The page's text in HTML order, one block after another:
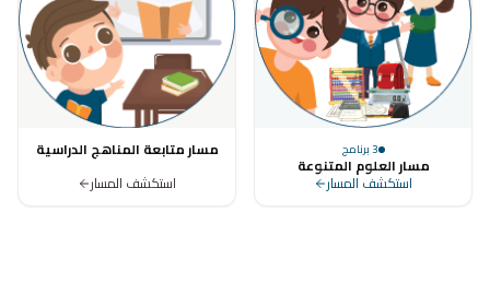
3برنامج
مسار العلوم المتنوعة
استكشف المسار
مسار متابعة المناهج الدراسية
استكشف المسار